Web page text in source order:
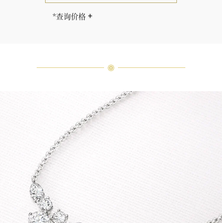
*查询价格
式，重量和宝石的等级亦不尽相同。